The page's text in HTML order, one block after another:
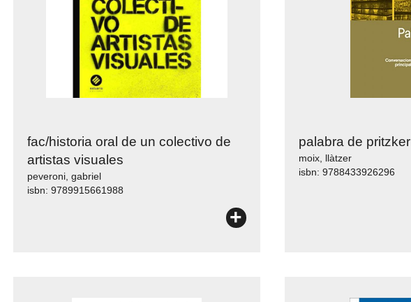
fac/historia oral de un colectivo de
artistas visuales
peveroni, gabriel
isbn: 9789915661988
+
palabra de pritzker
moix, llàtzer
isbn: 9788433926296